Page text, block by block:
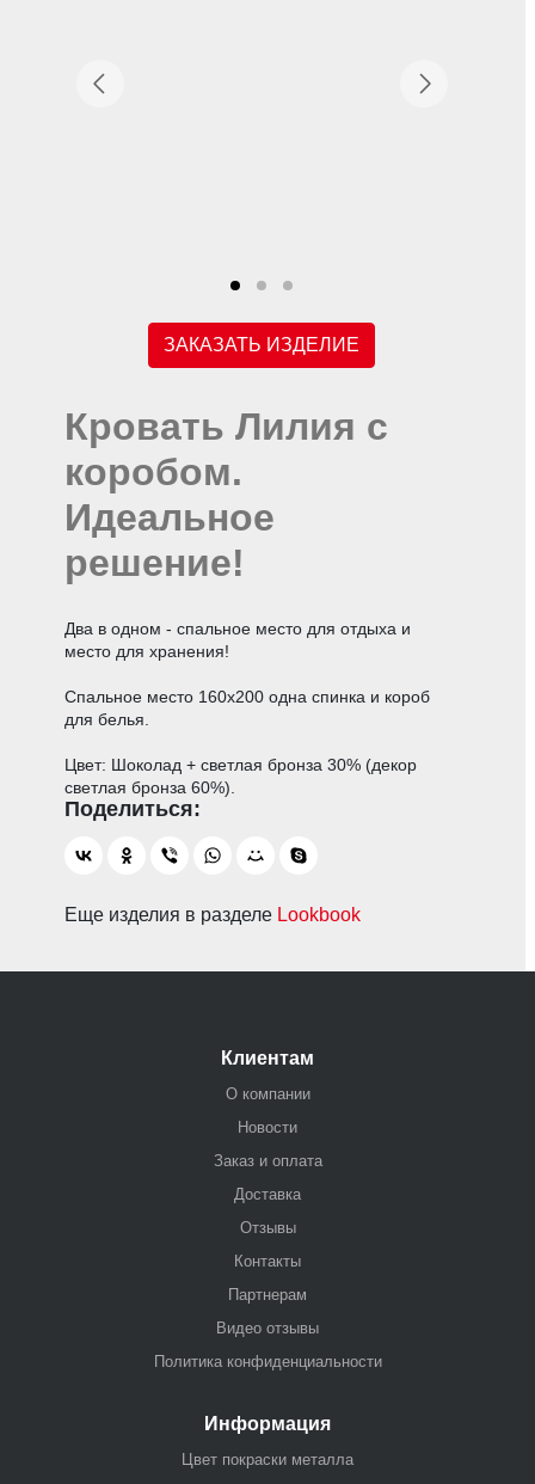
ЗАКАЗАТЬ ИЗДЕЛИЕ
Кровать Лилия с
коробом.
Идеальное
решение!
Два в одном - спальное место для отдыха и
место для хранения!
Спальное место 160х200 одна спинка и короб
для белья.
Цвет: Шоколад + светлая бронза 30% (декор
светлая бронза 60%).
Еще изделия в разделе Lookbook
Клиентам
О компании
Новости
Заказ и оплата
Доставка
Отзывы
Контакты
Партнерам
Видео отзывы
Политика конфиденциальности
Информация
Цвет покраски металла